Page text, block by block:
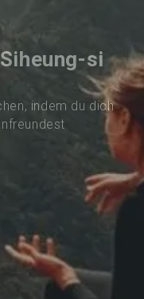
si
indem du dich